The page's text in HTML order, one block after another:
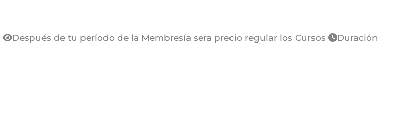
Después de tu período de la Membresía sera precio regular los Cursos
Duración